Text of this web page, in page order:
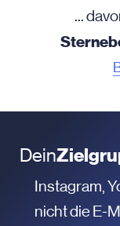
...
Dein
Instagram,
nicht die E-